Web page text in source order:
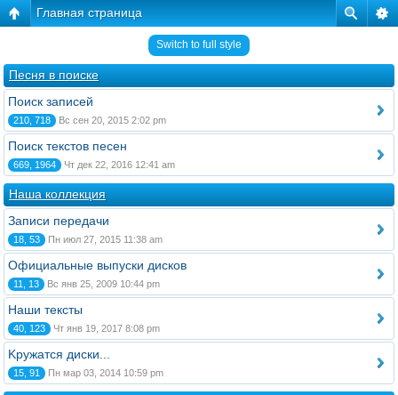
Главная страница
Switch to full style
Песня в поиске
Поиск записей
210, 718 Вс сен 20, 2015 2:02 pm
Поиск текстов песен
669, 1964 Чт дек 22, 2016 12:41 am
Наша коллекция
Записи передачи
18, 53 Пн июл 27, 2015 11:38 am
Официальные выпуски дисков
11, 13 Вс янв 25, 2009 10:44 pm
Наши тексты
40, 123 Чт янв 19, 2017 8:08 pm
Kружатся диски...
15, 91 Пн мар 03, 2014 10:59 pm